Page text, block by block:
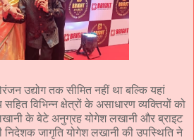
उद्योग तक सीमित नहीं था बल्कि यहां
विभिन्न क्षेत्रों के असाधारण व्यक्तियों को
के बेटे अनुग्रह योगेश लखानी और ब्राइट
निदेशक जागृति योगेश लखानी की उपस्थिति ने